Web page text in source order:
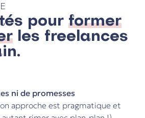
pour former
les freelances
ni de promesses
approche est pragmatique et